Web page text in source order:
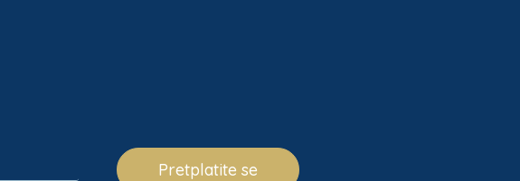
Pretplatite se